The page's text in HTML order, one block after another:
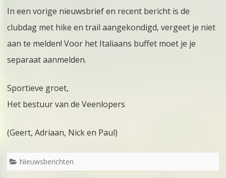
In een vorige nieuwsbrief en recent bericht is de
clubdag met hike en trail aangekondigd, vergeet je niet
aan te melden! Voor het Italiaans buffet moet je je
separaat aanmelden.
Sportieve groet,
Het bestuur van de Veenlopers
(Geert, Adriaan, Nick en Paul)
Nieuwsberichten